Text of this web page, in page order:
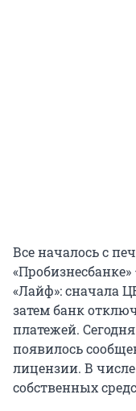
Все началось с
«Лайф»: сначала
затем банк
платежей.
появилось
лицензии. В
собственных